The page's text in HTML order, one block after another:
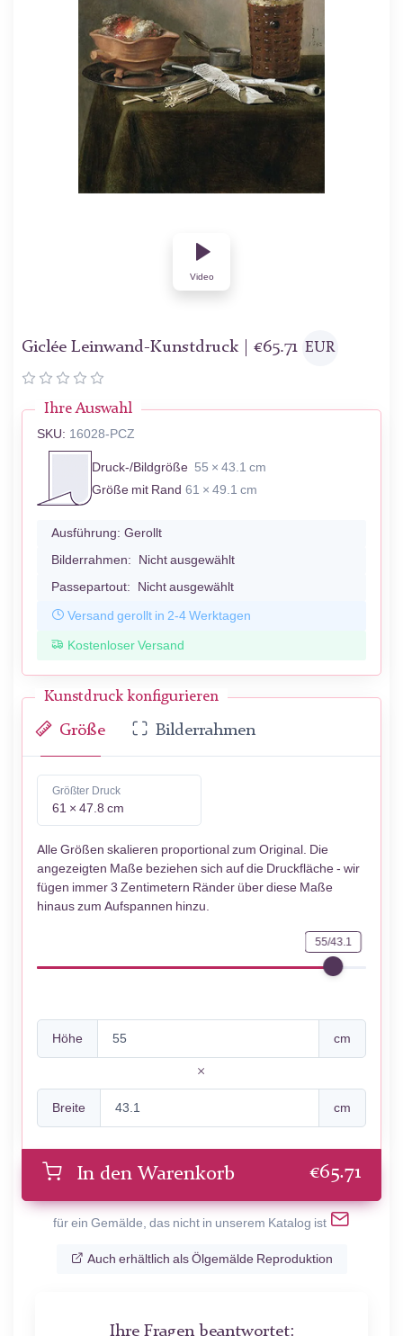
Video
Giclée Leinwand-Kunstdruck | €65.71 EUR
Ihre Auswahl
SKU: 16028-PCZ
Druck-/Bildgröße 55 × 43.1 cm
Größe mit Rand 61 × 49.1 cm
Ausführung: Gerollt
Bilderrahmen: Nicht ausgewählt
Passepartout: Nicht ausgewählt
Versand gerollt in 2-4 Werktagen
Kostenloser Versand
Kunstdruck konfigurieren
Größe Bilderrahmen
Größter Druck
61 × 47.8 cm
Alle Größen skalieren proportional zum Original. Die
angezeigten Maße beziehen sich auf die Druckfläche - wir
fügen immer 3 Zentimetern Ränder über diese Maße
hinaus zum Aufspannen hinzu.
55/43.1
Höhe cm
Breite cm
In den Warenkorb €65.71
für ein Gemälde, das nicht in unserem Katalog ist
Auch erhältlich als Ölgemälde Reproduktion
Ihre Fragen beantwortet: